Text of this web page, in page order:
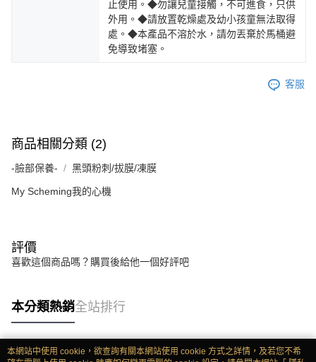
止使用。◆勿讓兒童接觸，不可進食，只供
外用。◆請放置乾燥處及幼小孩童無法取得
處。◆本產品不溶於水，請勿丟棄於馬桶避
免導致堵塞。
客服
商品相關分類 (2)
-臉部保養- 黑頭粉刺/拔膜/凍膜
My Scheming我的心機
評價
喜歡這個商品嗎？購買後給他一個好評吧
本分類熱銷全站排行
本網站中使用 cookie，欲查詢有關本網站使用 cookie 方式之詳情，及若您不希